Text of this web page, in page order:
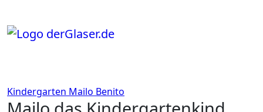
springen
Kindergarten Mailo Benito